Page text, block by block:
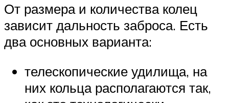
От размера и количества колец
зависит дальность заброса. Есть
два основных варианта:
телескопические удилища, на
них кольца располагаются так,